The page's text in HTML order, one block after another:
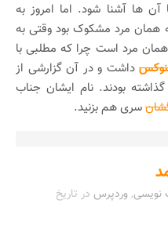
ها آشنا شود. اما امروز به
همان مرد مشکوک بود وقتی به
مرد است چرا که مطلبی با
داشت و در آن گزارشی از
بودند. نام ایشان جناب
سری هم بزنید.
نویسی,وردپرس در تاریخ